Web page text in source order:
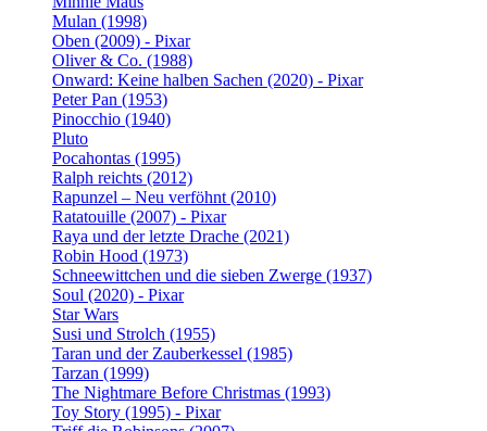
Mulan (1998)
Oben (2009) - Pixar
Oliver & Co. (1988)
Onward: Keine halben Sachen (2020) - Pixar
Peter Pan (1953)
Pinocchio (1940)
Pluto
Pocahontas (1995)
Ralph reichts (2012)
Rapunzel – Neu verföhnt (2010)
Ratatouille (2007) - Pixar
Raya und der letzte Drache (2021)
Robin Hood (1973)
Schneewittchen und die sieben Zwerge (1937)
Soul (2020) - Pixar
Star Wars
Susi und Strolch (1955)
Taran und der Zauberkessel (1985)
Tarzan (1999)
The Nightmare Before Christmas (1993)
Toy Story (1995) - Pixar